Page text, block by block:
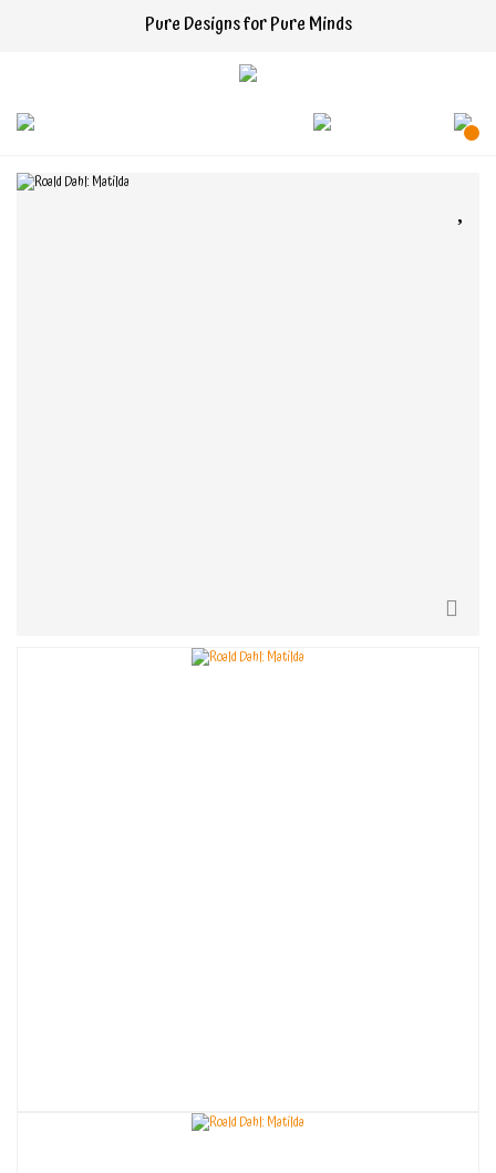
Pure Designs for Pure Minds